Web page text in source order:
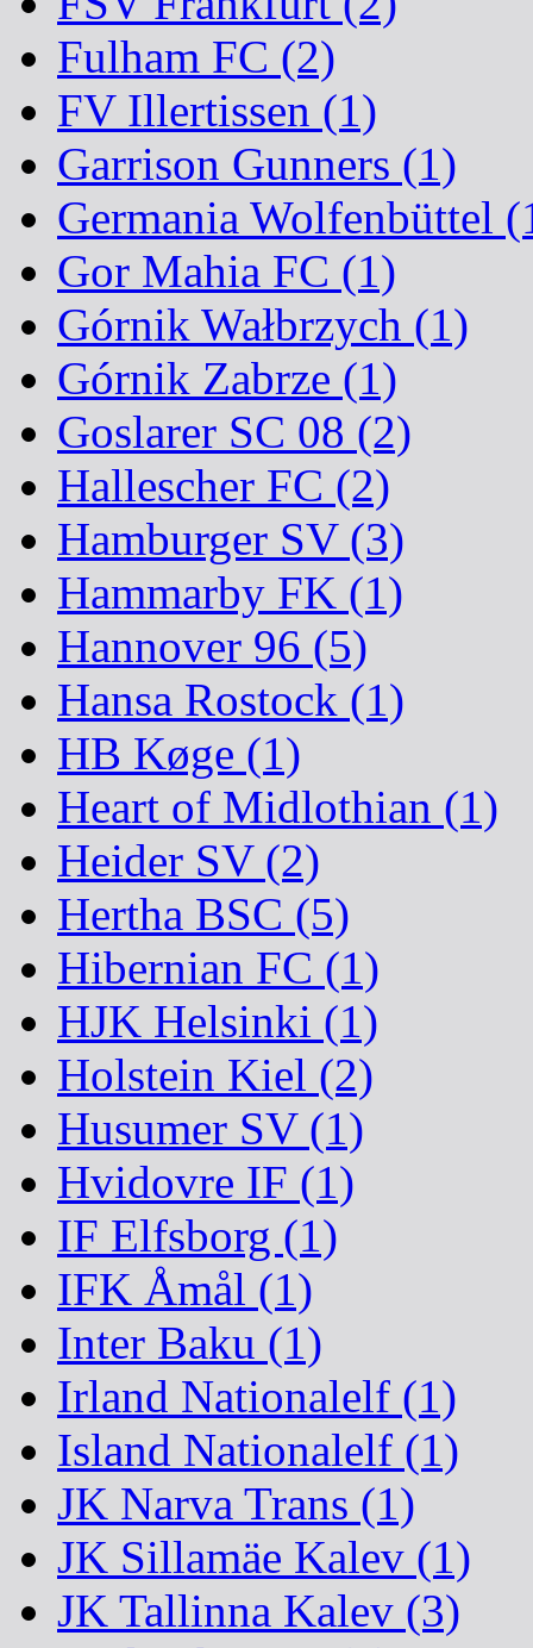
Fulham FC (2)
FV Illertissen (1)
Garrison Gunners (1)
Germania Wolfenbüttel
Gor Mahia FC (1)
Górnik Wałbrzych (1)
Górnik Zabrze (1)
Goslarer SC 08 (2)
Hallescher FC (2)
Hamburger SV (3)
Hammarby FK (1)
Hannover 96 (5)
Hansa Rostock (1)
HB Køge (1)
Heart of Midlothian (1)
Heider SV (2)
Hertha BSC (5)
Hibernian FC (1)
HJK Helsinki (1)
Holstein Kiel (2)
Husumer SV (1)
Hvidovre IF (1)
IF Elfsborg (1)
IFK Åmål (1)
Inter Baku (1)
Irland Nationalelf (1)
Island Nationalelf (1)
JK Narva Trans (1)
JK Sillamäe Kalev (1)
JK Tallinna Kalev (3)